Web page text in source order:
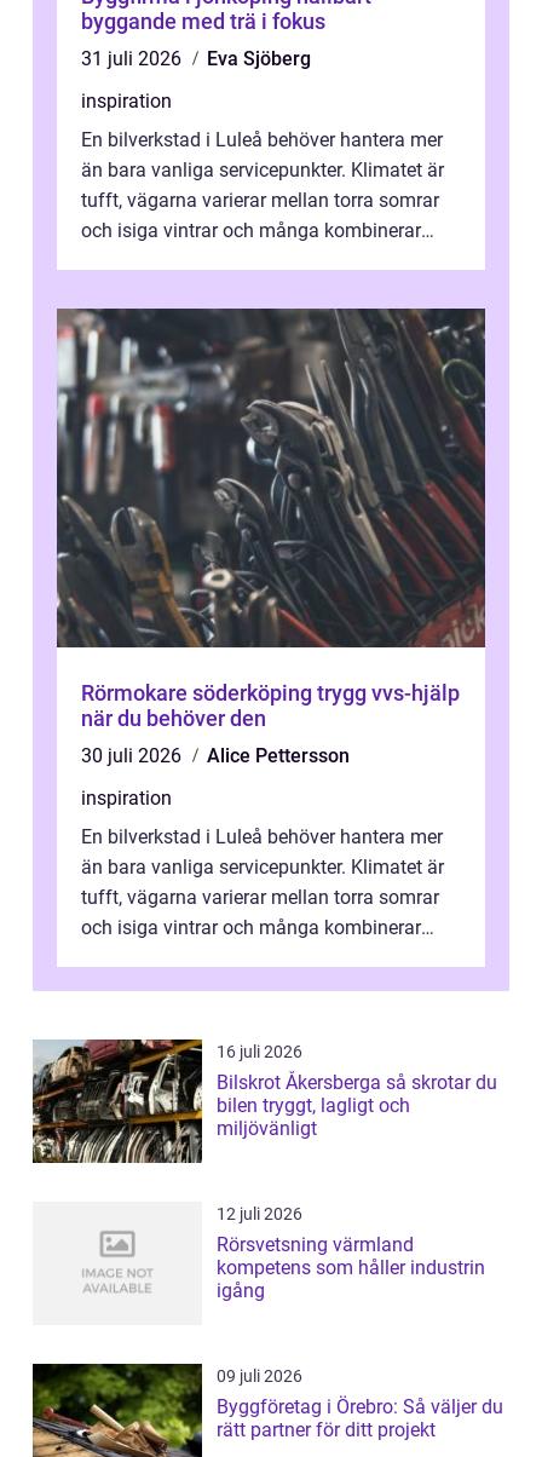
byggande med trä i fokus
31 juli 2026
Eva Sjöberg
inspiration
En bilverkstad i Luleå behöver hantera mer
än bara vanliga servicepunkter. Klimatet är
tufft, vägarna varierar mellan torra somrar
och isiga vintrar och många kombinerar
Rörmokare söderköping trygg vvs-hjälp
när du behöver den
30 juli 2026
Alice Pettersson
inspiration
En bilverkstad i Luleå behöver hantera mer
än bara vanliga servicepunkter. Klimatet är
tufft, vägarna varierar mellan torra somrar
och isiga vintrar och många kombinerar
16 juli 2026
Bilskrot Åkersberga så skrotar du
bilen tryggt, lagligt och
miljövänligt
12 juli 2026
Rörsvetsning värmland
kompetens som håller industrin
igång
09 juli 2026
Byggföretag i Örebro: Så väljer du
rätt partner för ditt projekt